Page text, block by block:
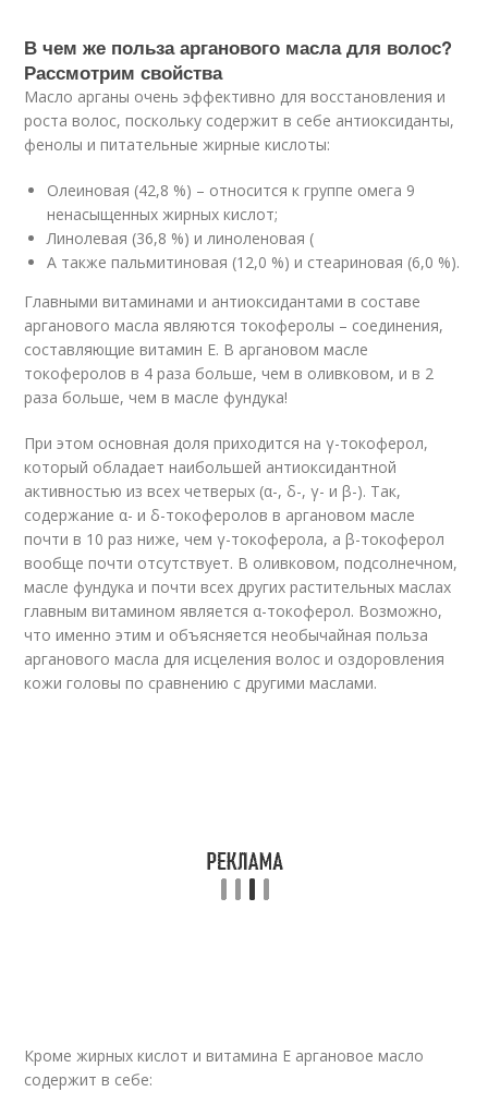
В чем же польза арганового масла для волос?
Рассмотрим свойства
Масло арганы очень эффективно для восстановления и
роста волос, поскольку содержит в себе антиоксиданты,
фенолы и питательные жирные кислоты:
Олеиновая (42,8 %) – относится к группе омега 9
ненасыщенных жирных кислот;
Линолевая (36,8 %) и линоленовая (
А также пальмитиновая (12,0 %) и стеариновая (6,0 %).
Главными витаминами и антиоксидантами в составе
арганового масла являются токоферолы – соединения,
составляющие витамин Е. В аргановом масле
токоферолов в 4 раза больше, чем в оливковом, и в 2
раза больше, чем в масле фундука!
При этом основная доля приходится на γ-токоферол,
который обладает наибольшей антиоксидантной
активностью из всех четверых (α-, δ-, γ- и β-). Так,
содержание α- и δ-токоферолов в аргановом масле
почти в 10 раз ниже, чем γ-токоферола, а β-токоферол
вообще почти отсутствует. В оливковом, подсолнечном,
масле фундука и почти всех других растительных маслах
главным витамином является α-токоферол. Возможно,
что именно этим и объясняется необычайная польза
арганового масла для исцеления волос и оздоровления
кожи головы по сравнению с другими маслами.
Кроме жирных кислот и витамина Е аргановое масло
содержит в себе: